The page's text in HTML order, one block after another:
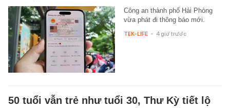
Công an thành phố Hải Phòng
vừa phát đi thông báo mới.
TEK-LIFE - 4 giờ trước
50 tuổi vẫn trẻ như tuổi 30, Thư Kỳ tiết lộ